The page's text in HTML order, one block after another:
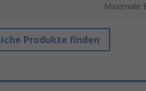
Maximale
Produkte finden